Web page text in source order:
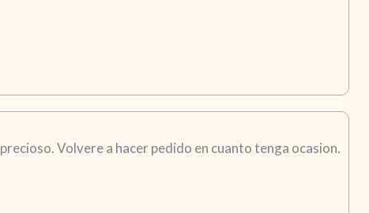
Volvere a hacer pedido en cuanto tenga ocasion.